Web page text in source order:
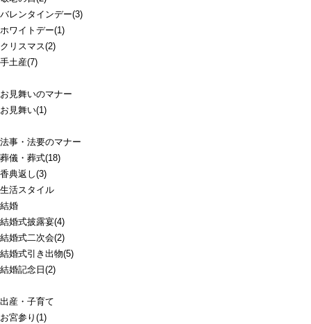
バレンタインデー(3)
ホワイトデー(1)
クリスマス(2)
手土産(7)
お見舞いのマナー
お見舞い(1)
法事・法要のマナー
葬儀・葬式(18)
香典返し(3)
生活スタイル
結婚
結婚式披露宴(4)
結婚式二次会(2)
結婚式引き出物(5)
結婚記念日(2)
出産・子育て
お宮参り(1)